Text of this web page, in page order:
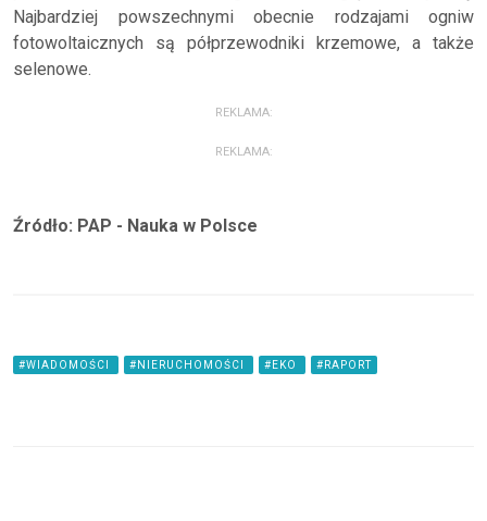
Najbardziej powszechnymi obecnie rodzajami ogniw
fotowoltaicznych są półprzewodniki krzemowe, a także
selenowe.
REKLAMA:
REKLAMA:
Źródło: PAP - Nauka w Polsce
#WIADOMOŚCI #NIERUCHOMOŚCI #EKO #RAPORT